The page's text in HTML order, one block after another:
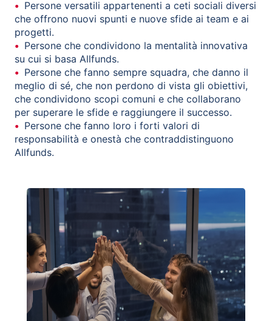
Persone versatili appartenenti a ceti sociali diversi
che offrono nuovi spunti e nuove sfide ai team e ai
progetti.
Persone che condividono la mentalità innovativa
su cui si basa Allfunds.
Persone che fanno sempre squadra, che danno il
meglio di sé, che non perdono di vista gli obiettivi,
che condividono scopi comuni e che collaborano
per superare le sfide e raggiungere il successo.
Persone che fanno loro i forti valori di
responsabilità e onestà che contraddistinguono
Allfunds.